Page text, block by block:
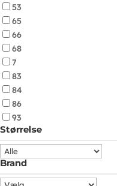
53
65
66
68
7
83
84
86
93
Størrelse
Brand